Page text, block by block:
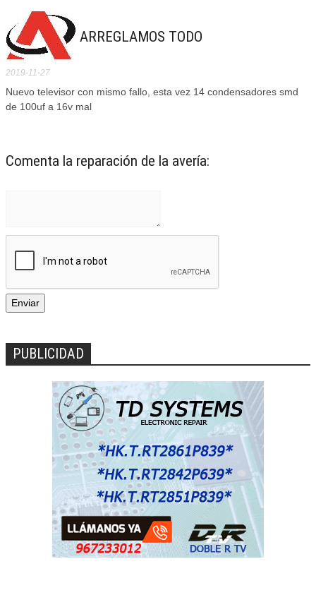
ARREGLAMOS TODO
2019-11-27
Nuevo televisor con mismo fallo, esta vez 14 condensadores smd
de 100uf a 16v mal
Comenta la reparación de la avería:
PUBLICIDAD